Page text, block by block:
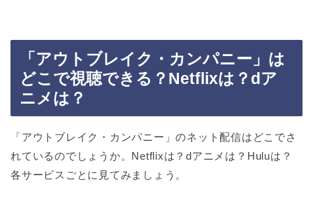
「アウトブレイク・カンパニー」は
どこで視聴できる？Netflixは？dア
ニメは？
「アウトブレイク・カンパニー」のネット配信はどこでさ
れているのでしょうか。Netflixは？dアニメは？Huluは？
各サービスごとに見てみましょう。